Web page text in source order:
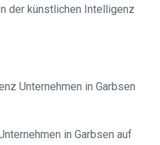
der künstlichen Intelligenz
Unternehmen in Garbsen
in Garbsen auf